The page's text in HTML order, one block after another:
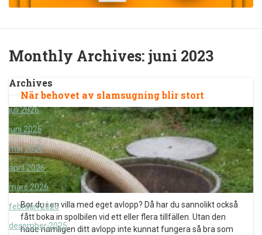
Monthly Archives: juni 2023
Archives
juli 2026
juni 2026
maj 2026
april 2026
mars 2026
februari 2026
december 2025
När behovet av slamsugning blir stort
Bor du i en villa med eget avlopp? Då har du sannolikt också
fått boka in spolbilen vid ett eller flera tillfällen. Utan den
hade nämligen ditt avlopp inte kunnat fungera så bra som